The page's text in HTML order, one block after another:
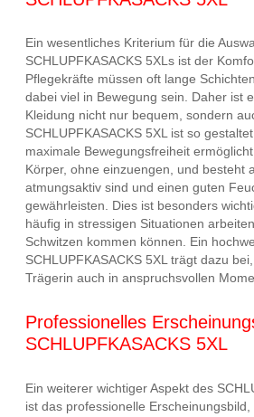
Ein wesentliches Kriterium für die
SCHLUPFKASACKS 5XLs ist der
Pflegekräfte müssen oft lange
dabei viel in Bewegung sein. Daher ist
Kleidung nicht nur bequem, sondern
SCHLUPFKASACKS 5XL ist so
maximale Bewegungsfreiheit
Körper, ohne einzuengen, und besteht
atmungsaktiv sind und einen guten
gewährleisten. Dies ist besonders
häufig in stressigen Situationen
Schwitzen kommen können. Ein
SCHLUPFKASACKS 5XL trägt dazu
Trägerin auch in anspruchsvollen
Professionelles
SCHLUPFKASACKS 5XL
Ein weiterer wichtiger Aspekt des
ist das professionelle